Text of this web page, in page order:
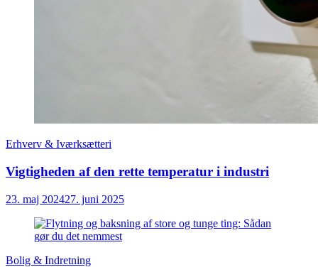
Erhverv & Iværksætteri
Vigtigheden af den rette temperatur i industri
23. maj 202427. juni 2025
Bolig & Indretning